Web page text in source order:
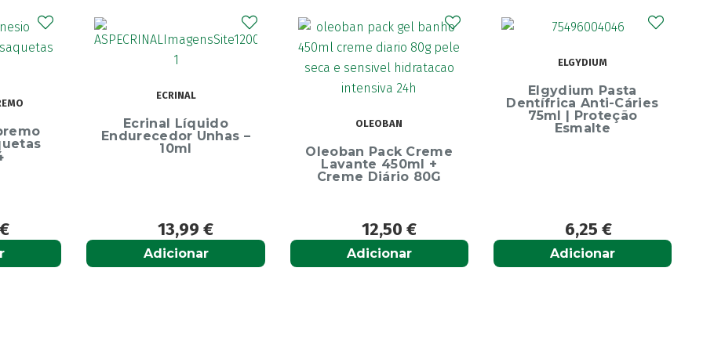
–
€
OLEOBAN
Oleoban Pack Creme
12,50 €
Adicionar
ELGYDIUM
Elgydium Pasta
Esmalte
6,25€
Adicionar
Curaprox Surgical
Escova Dentes Mega
Soft
6,65€
Adicionar